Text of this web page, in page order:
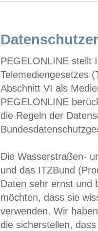
PEGELONLINE stellt
Telemediengesetzes
Abschnitt VI als
PEGELONLINE
die Regeln der
Die Wasserstraßen-
und das ITZBund
Daten sehr ernst und
möchten, dass sie
verwenden. Wir
die sicherstellen,